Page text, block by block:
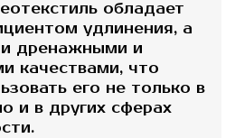
обладает
удлинения, а
дренажными и
качествами, что
его не только в
и в других сферах